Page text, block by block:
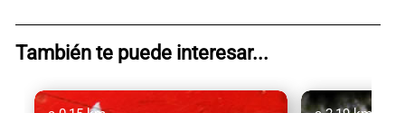
También te puede interesar...